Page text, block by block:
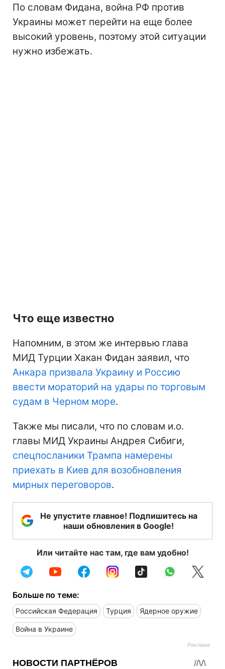
По словам Фидана, война РФ против
Украины может перейти на еще более
высокий уровень, поэтому этой ситуации
нужно избежать.
Что еще известно
Напомним, в этом же интервью глава
МИД Турции Хакан Фидан заявил, что
Анкара призвала Украину и Россию
ввести мораторий на удары по торговым
судам в Черном море.
Также мы писали, что по словам и.о.
главы МИД Украины Андрея Сибиги,
спецпосланики Трампа намерены
приехать в Киев для возобновления
мирных переговоров.
Не упустите главное! Подпишитесь на
наши обновления в Google!
Или читайте нас там, где вам удобно!
Больше по теме:
Российская Федерация Турция Ядерное оружие
Война в Украине